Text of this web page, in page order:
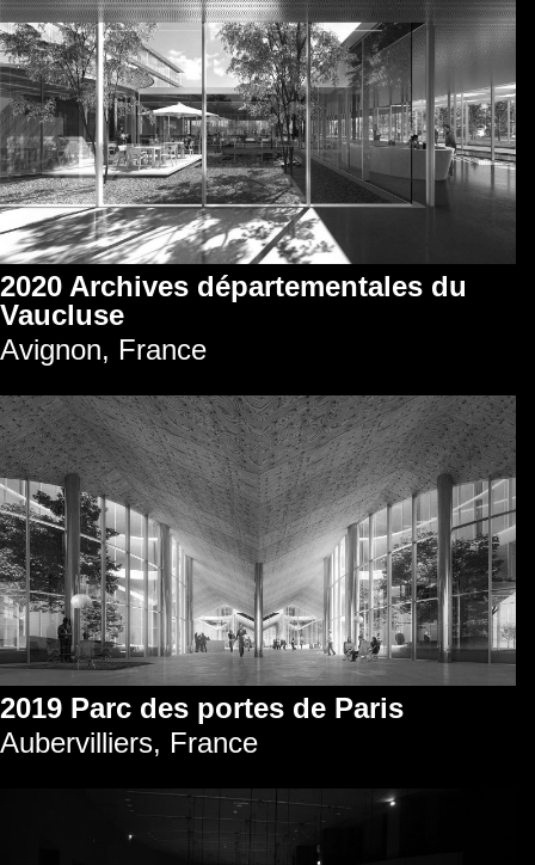
2020 Archives départementales du
Vaucluse
Avignon, France
2019 Parc des portes de Paris
Aubervilliers, France